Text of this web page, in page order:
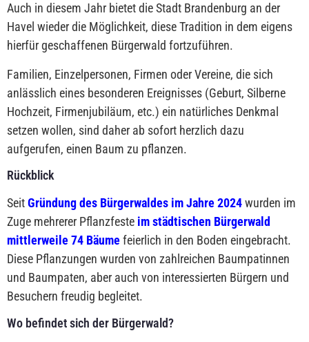
Auch in diesem Jahr bietet die Stadt Brandenburg an der
Havel wieder die Möglichkeit, diese Tradition in dem eigens
hierfür geschaffenen Bürgerwald fortzuführen.
Familien, Einzelpersonen, Firmen oder Vereine, die sich
anlässlich eines besonderen Ereignisses (Geburt, Silberne
Hochzeit, Firmenjubiläum, etc.) ein natürliches Denkmal
setzen wollen, sind daher ab sofort herzlich dazu
aufgerufen, einen Baum zu pflanzen.
Rückblick
SeitGründung des Bürgerwaldes im Jahre 2024wurden im
Zuge mehrerer Pflanzfeste im städtischen Bürgerwald
mittlerweile 74 Bäumefeierlich in den Boden eingebracht.
Diese Pflanzungen wurden von zahlreichen Baumpatinnen
und Baumpaten, aber auch von interessierten Bürgern und
Besuchern freudig begleitet.
Wo befindet sich der Bürgerwald?